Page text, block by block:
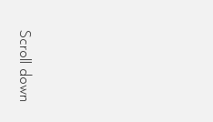
Scroll down